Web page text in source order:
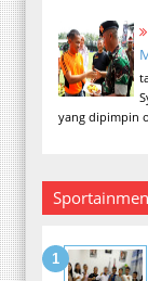
yang dipimpin